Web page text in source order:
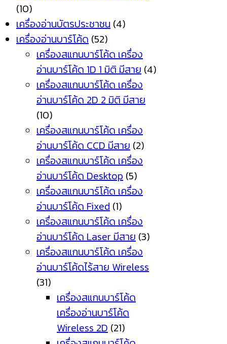
(10)
เครื่องอ่านบัตรประชาชน (4)
เครื่องอ่านบาร์โค้ด (52)
เครื่องสแกนบาร์โค้ด เครื่อง
อ่านบาร์โค้ด 1D 1 มิติ มีสาย (4)
เครื่องสแกนบาร์โค้ด เครื่อง
อ่านบาร์โค้ด 2D 2 มิติ มีสาย
(10)
เครื่องสแกนบาร์โค้ด เครื่อง
อ่านบาร์โค้ด CCD มีสาย (2)
เครื่องสแกนบาร์โค้ด เครื่อง
อ่านบาร์โค้ด Desktop (5)
เครื่องสแกนบาร์โค้ด เครื่อง
อ่านบาร์โค้ด Fixed (1)
เครื่องสแกนบาร์โค้ด เครื่อง
อ่านบาร์โค้ด Laser มีสาย (3)
เครื่องสแกนบาร์โค้ด เครื่อง
อ่านบาร์โค้ดไร้สาย Wireless
(31)
เครื่องสแกนบาร์โค้ด
เครื่องอ่านบาร์โค้ด
Wireless 2D (21)